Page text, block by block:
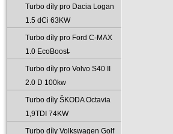
Turbo díly pro Dacia Logan
1.5 dCi 63KW
Turbo díly pro Ford C-MAX
1.0 EcoBoost̵
Turbo díly pro Volvo S40 II
2.0 D 100kw
Turbo díly ŠKODA Octavia
1‚9TDI 74KW
Turbo díly Volkswagen Golf